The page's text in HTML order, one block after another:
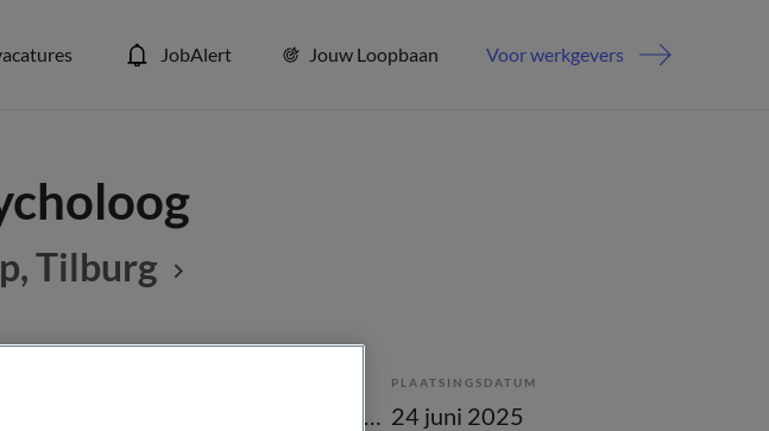
JobAlert Jouw Loopbaan Voor werkgevers
Tilburg
Tijdelijk met uitzicht op vast
PLAATSINGSDATUM
24 juni 2025